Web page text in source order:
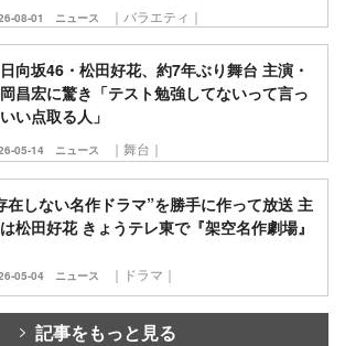
08-01 ニュース ｜バラエティ｜
向坂46・松田好花、約7年ぶり舞台 主演・
昌宏に驚き「テスト勉強してないって言っ
い点取る人」
05-14 ニュース ｜舞台｜
在しない名作ドラマ”を勝手に作って放送 主
松田好花 きょうテレ東で『架空名作劇場』
05-04 ニュース ｜ドラマ｜
記事をもっと見る